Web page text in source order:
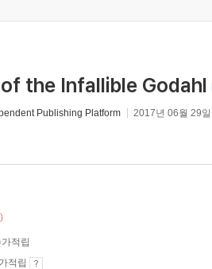
the Infallible Godahl
Publishing Platform 2017년 06월 29일
적립
적립